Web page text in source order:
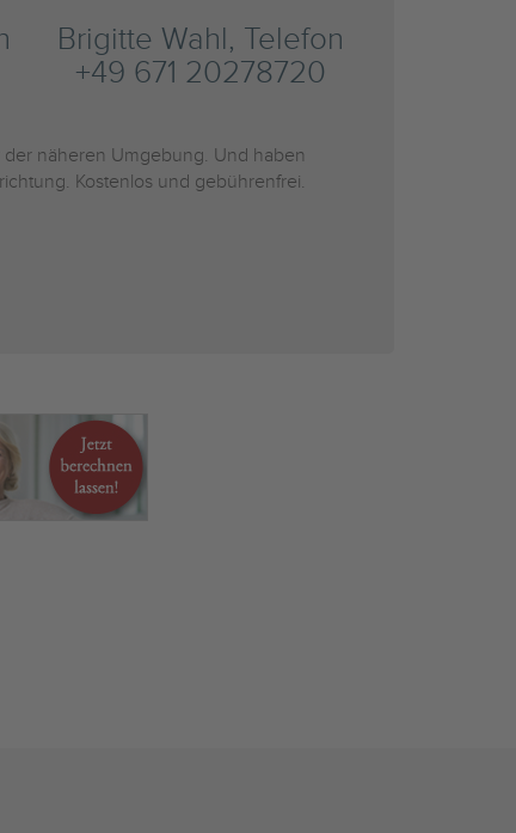
Brigitte Wahl, Telefon
+49 671 20278720
der näheren Umgebung. Und haben
Kostenlos und gebührenfrei.